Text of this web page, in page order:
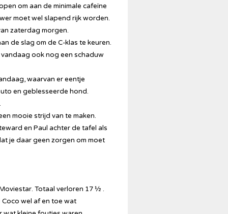
om aan de minimale cafeïne
moet wel slapend rijk worden.
zaterdag morgen.
de slag om de C-klas te keuren.
ook nog een schaduw
waarvan er eentje
en geblesseerde hond.
mooie strijd van te maken.
en Paul achter de tafel als
je daar geen zorgen om moet
Totaal verloren 17 ½ .
wel af en toe wat